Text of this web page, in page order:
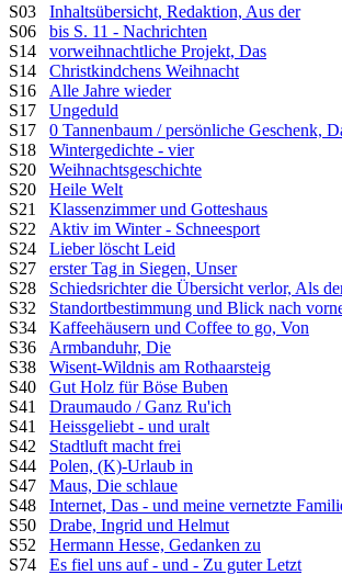
S03 Inhaltsübersicht, Redaktion, Aus der
S06 bis S. 11 - Nachrichten
S14 vorweihnachtliche Projekt, Das
S14 Christkindchens Weihnacht
S16 Alle Jahre wieder
S17 Ungeduld
S17 0 Tannenbaum / persönliche Geschenk,
S18 Wintergedichte - vier
S20 Weihnachtsgeschichte
S20 Heile Welt
S21 Klassenzimmer und Gotteshaus
S22 Aktiv im Winter - Schneesport
S24 Lieber löscht Leid
S27 erster Tag in Siegen, Unser
S28 Schiedsrichter die Übersicht verlor, Als
S32 Standortbestimmung und Blick nach
S34 Kaffeehäusern und Coffee to go, Von
S36 Armbanduhr, Die
S38 Wisent-Wildnis am Rothaarsteig
S40 Gut Holz für Böse Buben
S41 Draumaudo / Ganz Ru'ich
S41 Heissgeliebt - und uralt
S42 Stadtluft macht frei
S44 Polen, (K)-Urlaub in
S47 Maus, Die schlaue
S48 Internet, Das - und meine vernetzte
S50 Drabe, Ingrid und Helmut
S52 Hermann Hesse, Gedanken zu
S74 Es fiel uns auf - und - Zu guter Letzt